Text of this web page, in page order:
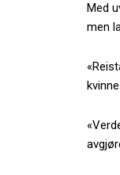
Med
men